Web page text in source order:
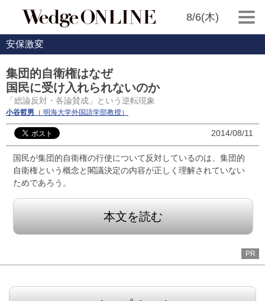
8/6(木)
安保激変
集団的自衛権はなぜ
国民に受け入れられないのか
「総論反対・各論賛成」という逆転現象
小谷哲男 （ 明海大学外国語学部教授）
2014/08/11
国民が集団的自衛権の行使について反対しているのは、集団的
自衛権という概念と閣議決定の内容が正しく理解されていない
ためであろう。
本文を読む
PR